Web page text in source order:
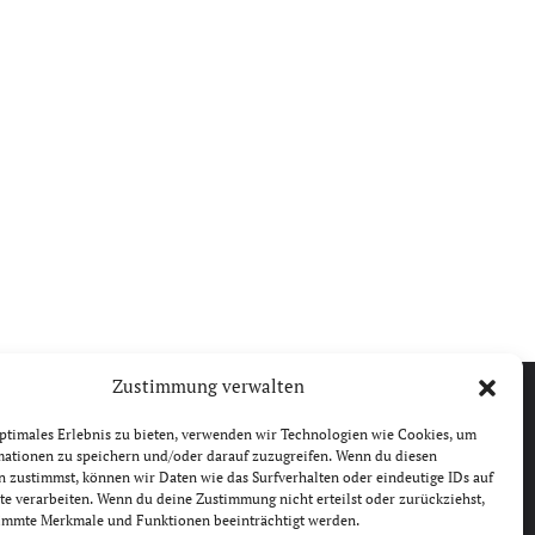
Zustimmung verwalten
Erlebnis zu bieten, verwenden wir Technologien wie Cookies, um
zu speichern und/oder darauf zuzugreifen. Wenn du diesen
zustimmst, können wir Daten wie das Surfverhalten oder eindeutige IDs auf
verarbeiten. Wenn du deine Zustimmung nicht erteilst oder zurückziehst,
Merkmale und Funktionen beeinträchtigt werden.